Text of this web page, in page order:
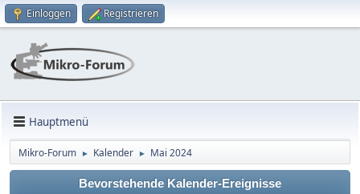
Einloggen Registrieren
Hauptmenü
Mikro-Forum ► Kalender ► Mai 2024
Bevorstehende Kalender-Ereignisse